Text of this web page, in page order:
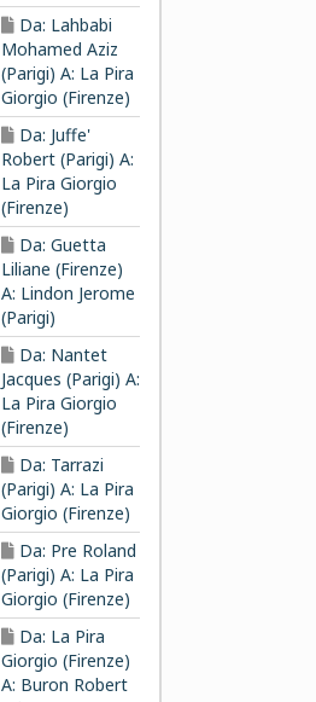
Da: Lahbabi
Mohamed Aziz
(Parigi) A: La Pira
Giorgio (Firenze)
Da: Juffe'
Robert (Parigi) A:
La Pira Giorgio
(Firenze)
Da: Guetta
Liliane (Firenze)
A: Lindon Jerome
(Parigi)
Da: Nantet
Jacques (Parigi) A:
La Pira Giorgio
(Firenze)
Da: Tarrazi
(Parigi) A: La Pira
Giorgio (Firenze)
Da: Pre Roland
(Parigi) A: La Pira
Giorgio (Firenze)
Da: La Pira
Giorgio (Firenze)
A: Buron Robert